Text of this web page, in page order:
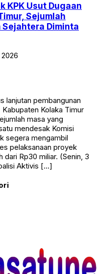
KPK Usut Dugaan
Sejumlah
Sejahtera Diminta
lanjutan pembangunan
Kolaka Timur
masa yang
mendesak Komisi
segera mengambil
pelaksanaan proyek
dari Rp30 miliar. (Senin, 3
Aktivis […]